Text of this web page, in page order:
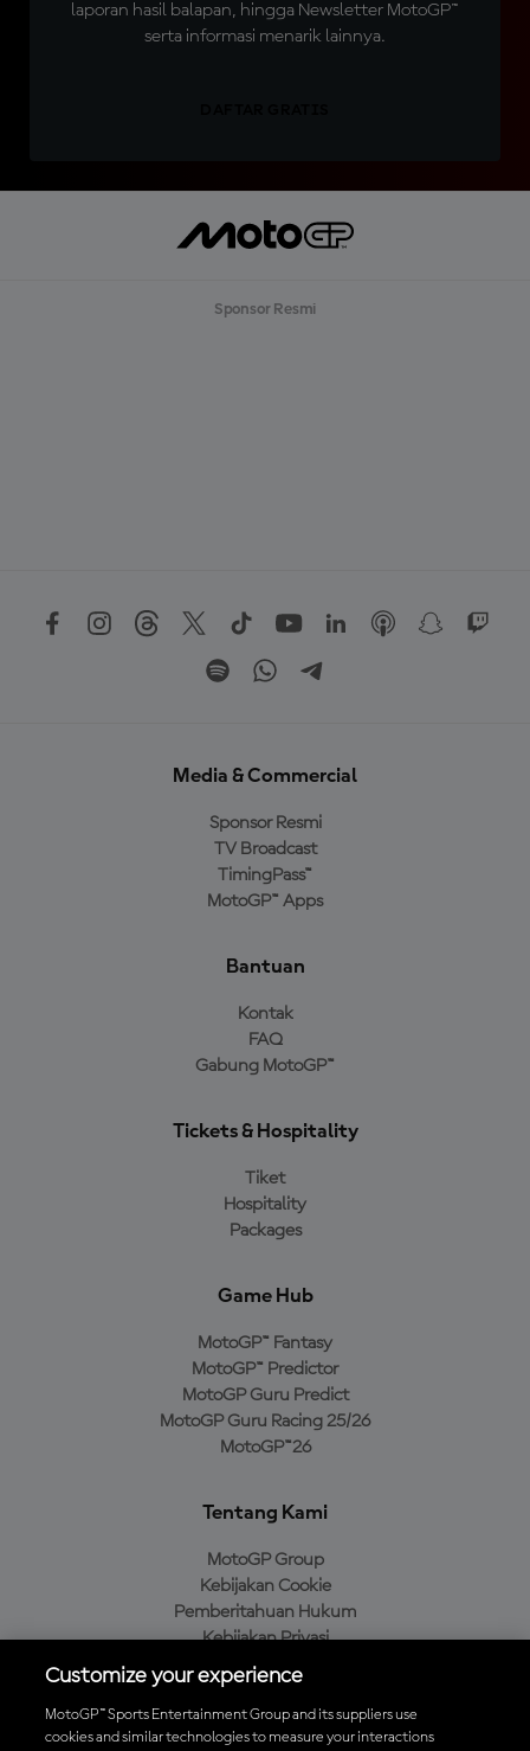
laporan hasil balapan, hingga Newsletter MotoGP™
serta informasi menarik lainnya.
Sponsor Resmi
Media & Commercial
Sponsor Resmi
TV Broadcast
TimingPass™
MotoGP™ Apps
Bantuan
Kontak
FAQ
Gabung MotoGP™
Tickets & Hospitality
Tiket
Hospitality
Packages
Game Hub
MotoGP™ Fantasy
MotoGP™ Predictor
MotoGP Guru Predict
MotoGP Guru Racing 25/26
MotoGP™26
Tentang Kami
MotoGP Group
Kebijakan Cookie
Pemberitahuan Hukum
Kebijakan Privasi
Kebijakan Pembelian
Customize your experience
MotoGP™ Sports Entertainment Group and its suppliers use
cookies and similar technologies to measure your interactions